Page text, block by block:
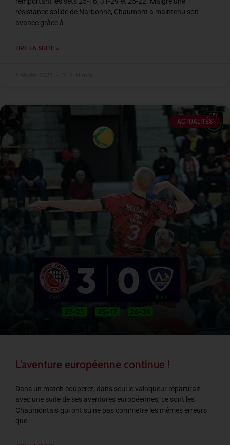
résistance solide de Narbonne, Chaumont a maintenu son
avance grâce à
LIRE LA SUITE »
ACTUALITÉS
L’aventure européenne continue !
Dans un match couperet, dans seul le vainqueur repartirait
avec une suite de ses aventures européennes, ce sont les
Chaumontais qui ont su ne pas commetre les mêmes erreurs
que